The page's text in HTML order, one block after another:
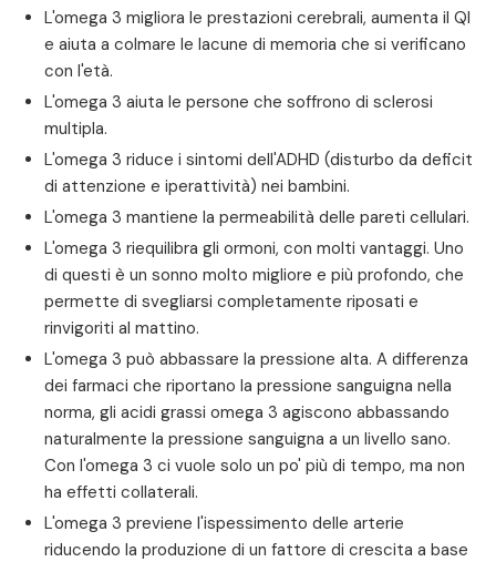
L'omega 3 migliora le prestazioni cerebrali, aumenta il QI
e aiuta a colmare le lacune di memoria che si verificano
con l'età.
L'omega 3 aiuta le persone che soffrono di sclerosi
multipla.
L'omega 3 riduce i sintomi dell'ADHD (disturbo da deficit
di attenzione e iperattività) nei bambini.
L'omega 3 mantiene la permeabilità delle pareti cellulari.
L'omega 3 riequilibra gli ormoni, con molti vantaggi. Uno
di questi è un sonno molto migliore e più profondo, che
permette di svegliarsi completamente riposati e
rinvigoriti al mattino.
L'omega 3 può abbassare la pressione alta. A differenza
dei farmaci che riportano la pressione sanguigna nella
norma, gli acidi grassi omega 3 agiscono abbassando
naturalmente la pressione sanguigna a un livello sano.
Con l'omega 3 ci vuole solo un po' più di tempo, ma non
ha effetti collaterali.
L'omega 3 previene l'ispessimento delle arterie
riducendo la produzione di un fattore di crescita a base